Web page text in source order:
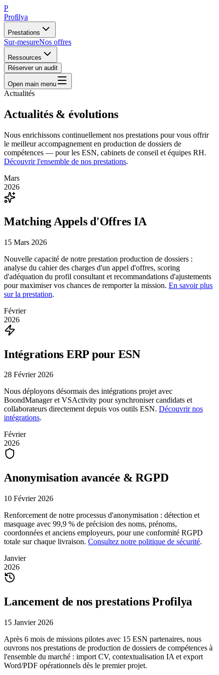
P
Profilya
Prestations
Sur-mesureNos offres
Ressources
Réserver un audit
Open main menu
Actualités
Actualités & évolutions
Nous enrichissons continuellement nos prestations pour vous offrir
le meilleur accompagnement en production de dossiers de
compétences — pour les ESN, cabinets de conseil et équipes RH.
Découvrir l'ensemble de nos prestations.
Mars
2026
Matching Appels d'Offres IA
15 Mars 2026
Nouvelle capacité de notre prestation production de dossiers :
analyse du cahier des charges d'un appel d'offres, scoring
d'adéquation du profil consultant et recommandations d'ajustements
pour maximiser vos chances de remporter la mission. En savoir plus
sur la prestation.
Février
2026
Intégrations ERP pour ESN
28 Février 2026
Nous déployons désormais des intégrations projet avec
BoondManager et VSActivity pour synchroniser candidats et
collaborateurs directement depuis vos outils ESN. Découvrir nos
intégrations.
Février
2026
Anonymisation avancée & RGPD
10 Février 2026
Renforcement de notre processus d'anonymisation : détection et
masquage avec 99,9 % de précision des noms, prénoms,
coordonnées et anciens employeurs, pour une conformité RGPD
totale sur chaque livraison. Consultez notre politique de sécurité.
Janvier
2026
Lancement de nos prestations Profilya
15 Janvier 2026
Après 6 mois de missions pilotes avec 15 ESN partenaires, nous
ouvrons nos prestations de production de dossiers de compétences à
l'ensemble du marché : import CV, contextualisation IA et export
Word/PDF opérationnels dès le premier projet.